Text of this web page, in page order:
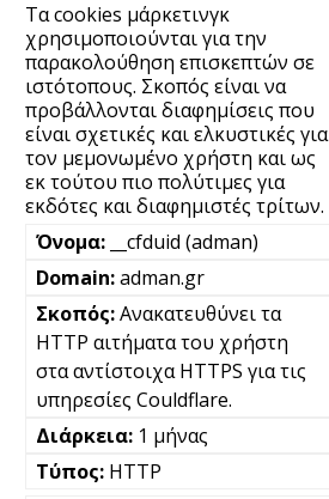
Τα cookies μάρκετινγκ
χρησιμοποιούνται για την
παρακολούθηση επισκεπτών σε
ιστότοπους. Σκοπός είναι να
προβάλλονται διαφημίσεις που
είναι σχετικές και ελκυστικές για
τον μεμονωμένο χρήστη και ως
εκ τούτου πιο πολύτιμες για
εκδότες και διαφημιστές τρίτων.
__cfduid (adman)
adman.gr
Ανακατευθύνει τα
HTTP αιτήματα του χρήστη
στα αντίστοιχα HTTPS για τις
υπηρεσίες Couldflare.
1 μήνας
HTTP